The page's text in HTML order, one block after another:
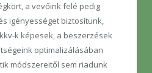
a vevőink felé pedig
igényességet biztosítunk,
k képesek, a beszerzések
optimalizálásában
módszereitől sem riadunk